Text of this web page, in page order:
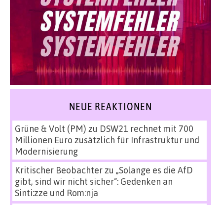
NEUE REAKTIONEN
Grüne & Volt (PM) zu DSW21 rechnet mit 700
Millionen Euro zusätzlich für Infrastruktur und
Modernisierung
Kritischer Beobachterzu „Solange es die AfD
gibt, sind wir nicht sicher“: Gedenken an
Sinti:zze und Rom:nja